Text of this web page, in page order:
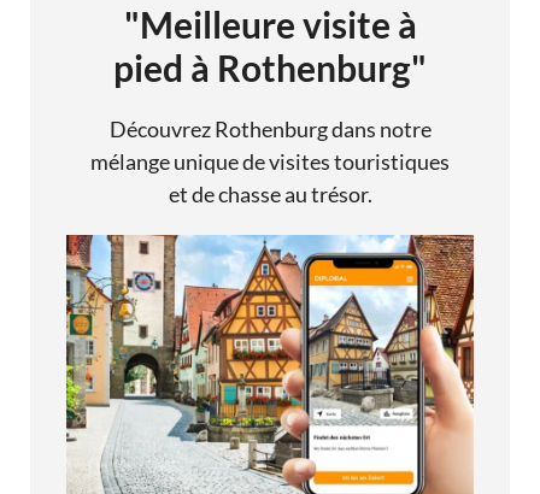
"Meilleure visite à
pied à Rothenburg"
Découvrez Rothenburg dans notre
mélange unique de visites touristiques
et de chasse au trésor.